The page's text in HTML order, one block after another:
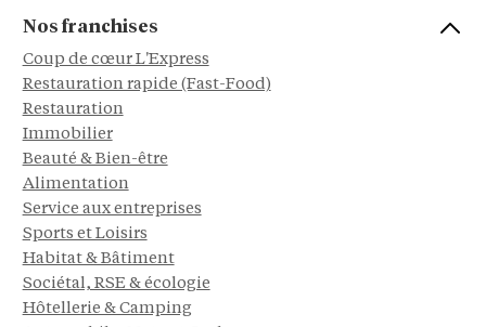
Nos franchises
Coup de cœur L'Express
Restauration rapide (Fast-Food)
Restauration
Immobilier
Beauté & Bien-être
Alimentation
Service aux entreprises
Sports et Loisirs
Habitat & Bâtiment
Sociétal, RSE & écologie
Hôtellerie & Camping